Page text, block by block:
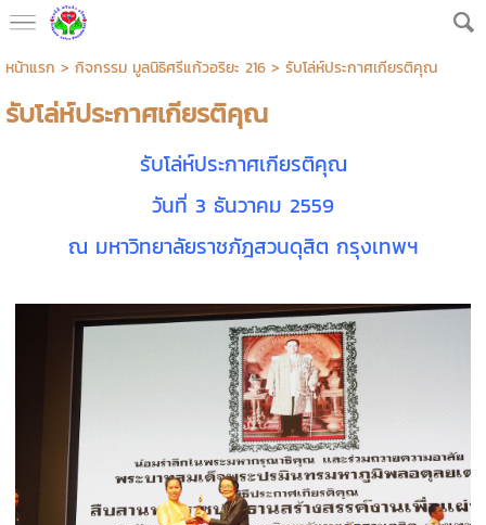
หน้าแรก > กิจกรรม มูลนิธิศรีแก้วอริยะ 216> รับโล่ห์ประกาศเกียรติคุณ
รับโล่ห์ประกาศเกียรติคุณ
รับโล่ห์ประกาศเกียรติคุณ
วันที่ 3 ธันวาคม 2559
ณ มหาวิทยาลัยราชภัฎสวนดุสิต กรุงเทพฯ